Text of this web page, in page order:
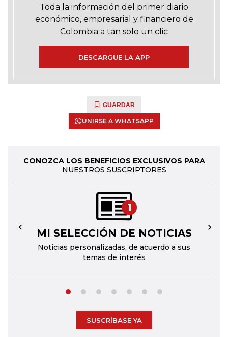
Toda la información del primer diario
económico, empresarial y financiero de
Colombia a tan solo un clic
DESCARGUE LA APP
GUARDAR
UNIRSE A WHATSAPP
CONOZCA LOS BENEFICIOS EXCLUSIVOS PARA
NUESTROS SUSCRIPTORES
1
MI SELECCIÓN DE NOTICIAS
Noticias personalizadas, de acuerdo a sus
temas de interés
← →
SUSCRÍBASE YA